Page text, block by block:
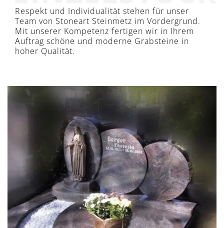
Respekt und Individualität stehen für unser
Team von Stoneart Steinmetz im Vordergrund.
Mit unserer Kompetenz fertigen wir in Ihrem
Auftrag schöne und moderne Grabsteine in
hoher Qualität.